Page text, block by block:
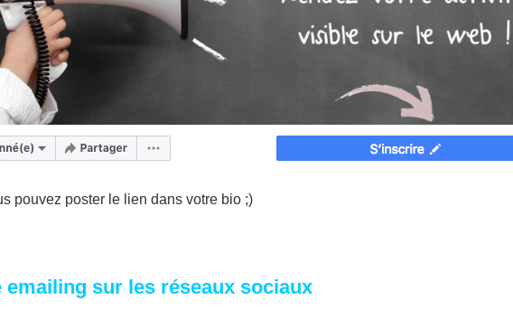
pouvez poster le lien dans votre bio ;)
sur les réseaux sociaux